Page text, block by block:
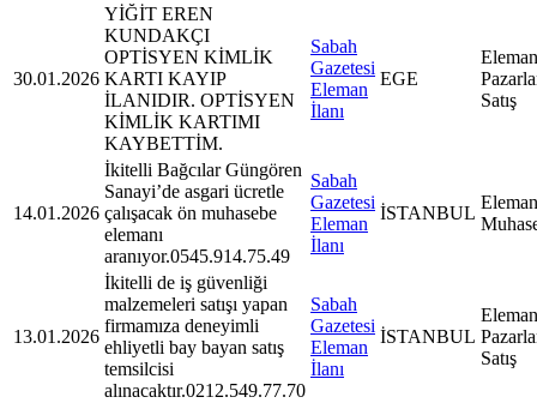
30.01.2026
YİĞİT EREN
KUNDAKÇI
OPTİSYEN KİMLİK
KARTI KAYIP
İLANIDIR. OPTİSYEN
KİMLİK KARTIMI
KAYBETTİM.
Sabah
Gazetesi
Eleman
İlanı
EGE
Satış
14.01.2026
İkitelli Bağcılar Güngören
Sanayi’de asgari ücretle
çalışacak ön muhasebe
elemanı
aranıyor.0545.914.75.49
Sabah
Gazetesi
Eleman
İlanı
İSTANBUL
13.01.2026
İkitelli de iş güvenliği
malzemeleri satışı yapan
firmamıza deneyimli
ehliyetli bay bayan satış
temsilcisi
alınacaktır.0212.549.77.70
Sabah
Gazetesi
Eleman
İlanı
İSTANBUL
Satış